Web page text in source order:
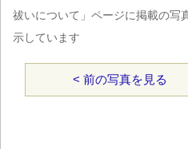
祓いについて」ページに掲載の写
示しています
< 前の写真を見る